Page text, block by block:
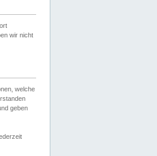
wir nicht
welche
geben